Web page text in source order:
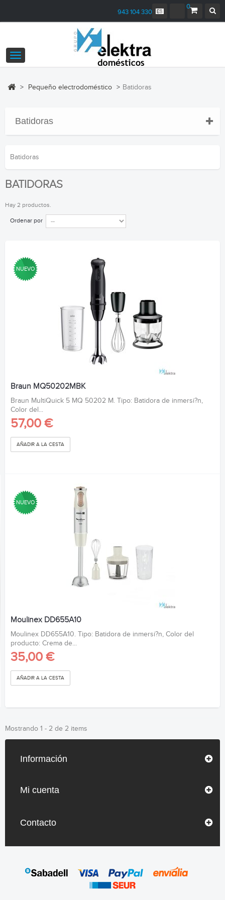
0
943 104 330
Navegación
Toggle
> Pequeño electrodoméstico > Batidoras
Batidoras
Batidoras
BATIDORAS
Hay 2 productos.
Ordenar por
NUEVO
Braun MQ50202MBK
Braun MultiQuick 5 MQ 50202 M. Tipo: Batidora de inmersi?n,
Color del...
57,00 €
AÑADIR A LA CESTA
NUEVO
Moulinex DD655A10
Moulinex DD655A10. Tipo: Batidora de inmersi?n, Color del
producto: Crema de...
35,00 €
AÑADIR A LA CESTA
Mostrando 1 - 2 de 2 items
Información
Mi cuenta
Contacto